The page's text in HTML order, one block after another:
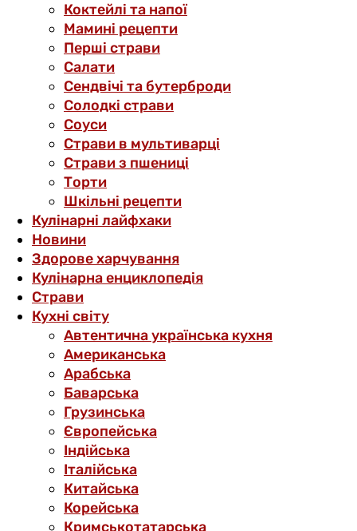
Коктейлі та напої
Мамині рецепти
Перші страви
Салати
Сендвічі та бутерброди
Солодкі страви
Соуси
Страви в мультиварці
Страви з пшениці
Торти
Шкільні рецепти
Кулінарні лайфхаки
Новини
Здорове харчування
Кулінарна енциклопедія
Страви
Кухні світу
Автентична українська кухня
Американська
Арабська
Баварська
Грузинська
Європейська
Індійська
Італійська
Китайська
Корейська
Кримськотатарська